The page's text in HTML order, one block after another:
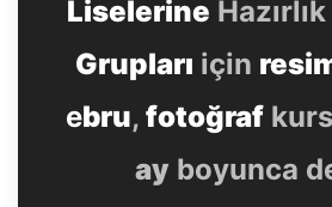
Liselerine
Grupları için
ebru, fotoğraf
ay boyunca